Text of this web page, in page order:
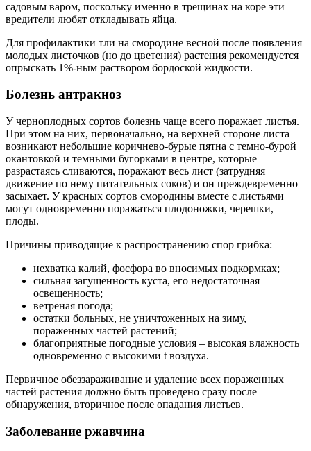
садовым варом, поскольку именно в трещинах на коре эти
вредители любят откладывать яйца.
Для профилактики тли на смородине весной после появления
молодых листочков (но до цветения) растения рекомендуется
опрыскать 1%-ным раствором бордоской жидкости.
Болезнь антракноз
У черноплодных сортов болезнь чаще всего поражает листья.
При этом на них, первоначально, на верхней стороне листа
возникают небольшие коричнево-бурые пятна с темно-бурой
окантовкой и темными бугорками в центре, которые
разрастаясь сливаются, поражают весь лист (затрудняя
движение по нему питательных соков) и он преждевременно
засыхает. У красных сортов смородины вместе с листьями
могут одновременно поражаться плодоножки, черешки,
плоды.
Причины приводящие к распространению спор грибка:
нехватка калий, фосфора во вносимых подкормках;
сильная загущенность куста, его недостаточная
освещенность;
ветреная погода;
остатки больных, не уничтоженных на зиму,
пораженных частей растений;
благоприятные погодные условия – высокая влажность
одновременно с высокими t воздуха.
Первичное обеззараживание и удаление всех пораженных
частей растения должно быть проведено сразу после
обнаружения, вторичное после опадания листьев.
Заболевание ржавчина